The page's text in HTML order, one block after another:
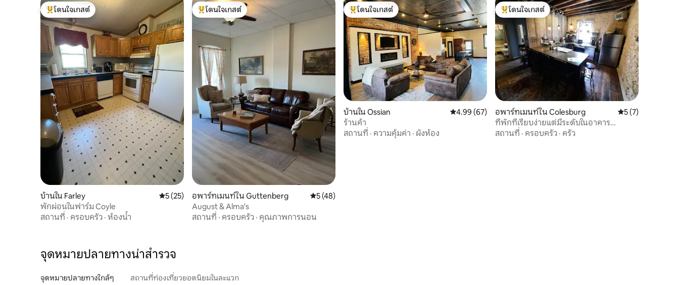
โดนใจเกสต์ที่สุด
โดนใจเกสต์
บ้านใน Farley คะแนนเฉลี่ย 5 จาก 5, 25 รีวิว
5 (25)
พักผ่อนในฟาร์ม Coyle
สถานที่ · ครอบครัว · ห้องน้ำ
โดนใจเกสต์ที่สุด
โดนใจเกสต์
อพาร์ทเมนท์ใน Guttenberg คะแนนเฉลี่ย 5 จาก 5, 48 รีวิว
5 (48)
August & Alma's
สถานที่ · ครอบครัว · คุณภาพการนอน
โดนใจเกสต์ที่สุด
โดนใจเกสต์
บ้านใน Ossian คะแนนเฉลี่ย 4.99 จาก 5, 67 รีวิว
4.99 (67)
ร้านค้า
สถานที่ · ความคุ้มค่า · ผังห้อง
โดนใจเกสต์ที่สุด
โดนใจเกสต์
อพาร์ทเมนท์ใน Colesburg คะแนนเฉลี่ย 5 จา
5 (7)
ที่พักที่เรียบง่ายแต่มีระดับในอาคาร
ประวัติศาสตร์
สถานที่ · ครอบครัว · ครัว
จุดหมายปลายทางน่าสำรวจ
จุดหมายปลายทางใกล้ๆ สถานที่ท่องเที่ยวยอดนิยมในละแวก